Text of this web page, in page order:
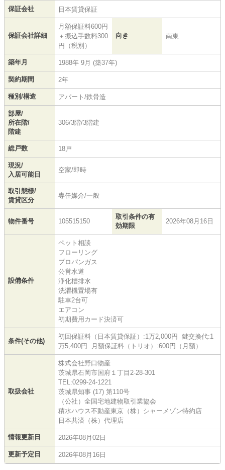
保証会社 日本賃貸保証
保証会社詳細
月額保証料600円
＋振込手数料300
円（税別）
向き 南東
築年月 1988年 9月 (築37年)
契約期間 2年
種別/構造 アパート/鉄骨造
部屋/
所在階/
階建
306/3階/3階建
総戸数 18戸
現況/
入居可能日
空家/即時
取引態様/
賃貸区分
専任媒介/一般
物件番号 105515150
取引条件の有
効期限
2026年08月16日
設備条件
ペット相談
フローリング
プロパンガス
公営水道
浄化槽排水
洗濯機置場有
駐車2台可
エアコン
初期費用カード決済可
条件(その他)
初回保証料（日本賃貸保証）:1万2,000円 鍵交換代:1
万5,400円 月額保証料（トリオ）:600円（月額）
取扱会社
株式会社野口物産
茨城県石岡市国府１丁目2-28-301
TEL:0299-24-1221
茨城県知事 (17) 第110号
（公社）全国宅地建物取引業協会
積水ハウス不動産東京（株）シャーメゾン特約店
日本共済（株）代理店
情報更新日 2026年08月02日
更新予定日 2026年08月16日